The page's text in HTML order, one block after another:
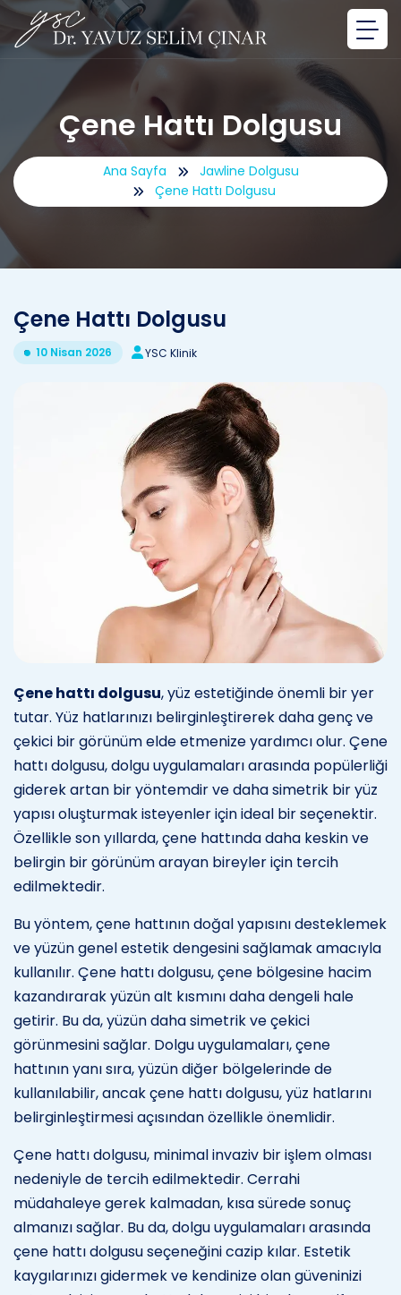
Çene Hattı Dolgusu
Ana Sayfa
Jawline Dolgusu
Çene Hattı Dolgusu
Çene Hattı Dolgusu
10 Nisan 2026 YSC Klinik
Çene hattı dolgusu, yüz estetiğinde önemli bir yer
tutar. Yüz hatlarınızı belirginleştirerek daha genç ve
çekici bir görünüm elde etmenize yardımcı olur. Çene
hattı dolgusu, dolgu uygulamaları arasında popülerliği
giderek artan bir yöntemdir ve daha simetrik bir yüz
yapısı oluşturmak isteyenler için ideal bir seçenektir.
Özellikle son yıllarda, çene hattında daha keskin ve
belirgin bir görünüm arayan bireyler için tercih
edilmektedir.
Bu yöntem, çene hattının doğal yapısını desteklemek
ve yüzün genel estetik dengesini sağlamak amacıyla
kullanılır. Çene hattı dolgusu, çene bölgesine hacim
kazandırarak yüzün alt kısmını daha dengeli hale
getirir. Bu da, yüzün daha simetrik ve çekici
görünmesini sağlar. Dolgu uygulamaları, çene
hattının yanı sıra, yüzün diğer bölgelerinde de
kullanılabilir, ancak çene hattı dolgusu, yüz hatlarını
belirginleştirmesi açısından özellikle önemlidir.
Çene hattı dolgusu, minimal invaziv bir işlem olması
nedeniyle de tercih edilmektedir. Cerrahi
müdahaleye gerek kalmadan, kısa sürede sonuç
almanızı sağlar. Bu da, dolgu uygulamaları arasında
çene hattı dolgusu seçeneğini cazip kılar. Estetik
kaygılarınızı gidermek ve kendinize olan güveninizi